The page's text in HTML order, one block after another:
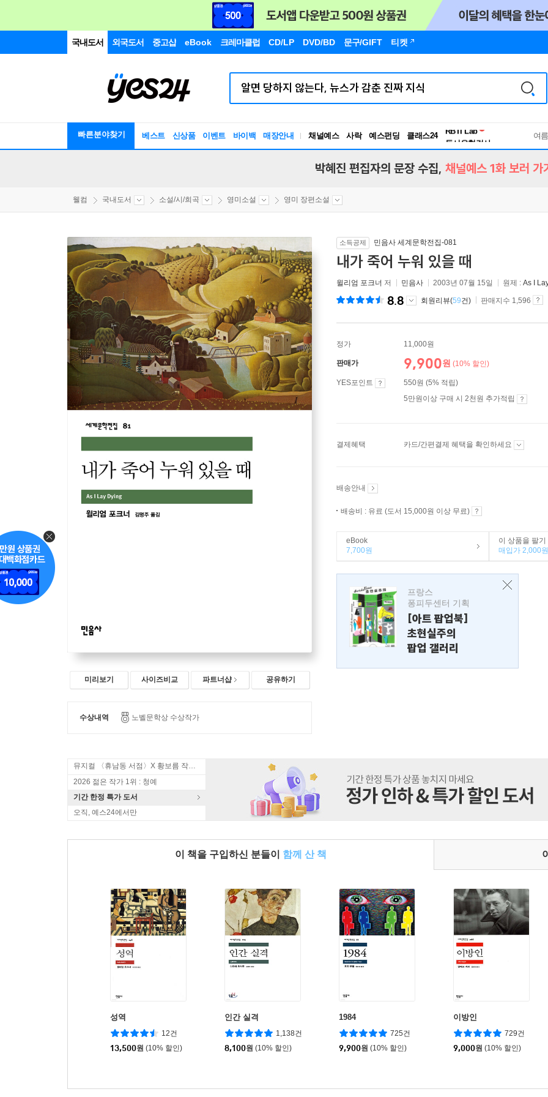
국내도서 외국도서 중고샵 eBook 크레마클럽 CD/LP DVD/BD 문구/GIFT 티켓
빠른분야찾기 베스트 신상품 이벤트 바이백 매장안내 채널예스 사락 예스펀딩 클래스24
독서유형검사
RBTI Lab
여
박혜진 편집자의 문장 수집, 채널예스 1화 보러 가
웰컴 국내도서 소설/시/희곡 영미소설 영미 장편소설
미리보기 사이즈비교 파트너샵 공유하기
수상내역 노벨문학상 수상작가
소득공제 민음사 세계문학전집-081
내가 죽어 누워 있을 때
윌리엄 포크너 저 민음사 2003년 07월 15일 원제 : As I
8.8 회원리뷰(59건) 판매지수 1,596
정가 11,000원
판매가 9,900원 (10% 할인)
YES포인트
550원 (5% 적립)
5만원이상 구매 시 2천원 추가적립
결제혜택 카드/간편결제 혜택을 확인하세요
배송안내
배송비 : 유료 (도서 15,000원 이상 무료)
eBook
7,700원
이 상품을 팔기
매입가 2,000원
프랑스
퐁피두센터 기획
[아트 팝업북]
초현실주의
팝업 갤러리
뮤지컬 〈휴남동 서점〉X 황보름 작가 북토크
2026 젊은 작가 1위 : 청예
기간 한정 특가 도서
오직, 예스24에서만
이 책을 구입하신 분들이 함께 산 책
성역
12건
13,500원 (10% 할인)
인간 실격
1,138건
8,100원 (10% 할인)
1984
725건
9,900원 (10% 할인)
이방인
729건
9,000원 (10% 할인)